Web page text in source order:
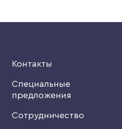
Контакты
Специальные
предложения
Сотрудничество